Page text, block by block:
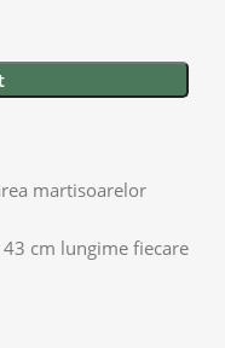
martisoarelor
cm lungime fiecare